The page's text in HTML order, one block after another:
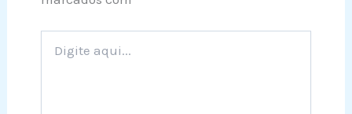
aqui...